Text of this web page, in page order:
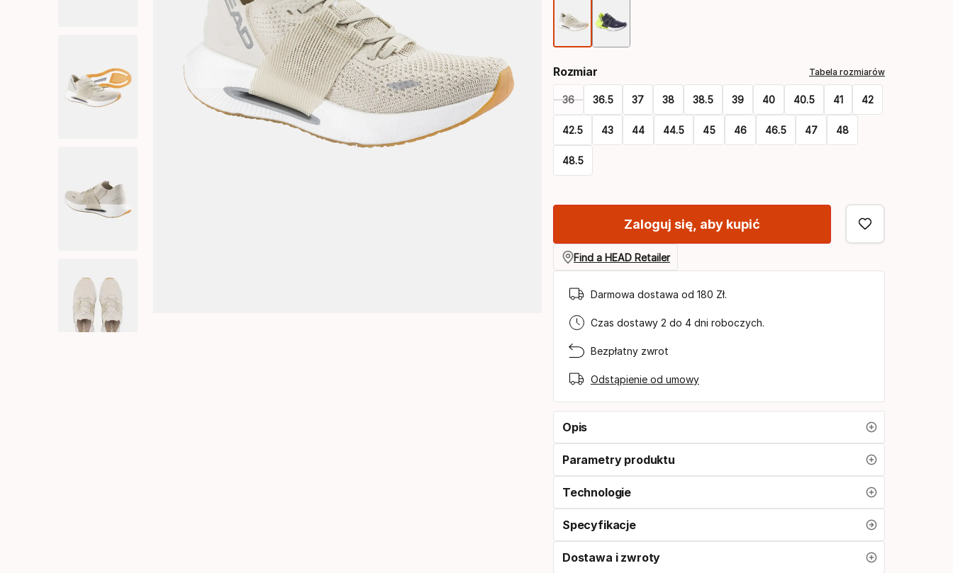
Rozmiar Tabela rozmiarów
36 36.5 37 38 38.5 39 40 40.5 41 42
42.5 43 44 44.5 45 46 46.5 47 48
48.5
select
rozmiar
Zaloguj się, aby kupić
Find a HEAD Retailer
Darmowa dostawa od 180 Zł.
Czas dostawy 2 do 4 dni roboczych.
Bezpłatny zwrot
Odstąpienie od umowy
Opis
Parametry produktu
Technologie
Specyfikacje
Dostawa i zwroty